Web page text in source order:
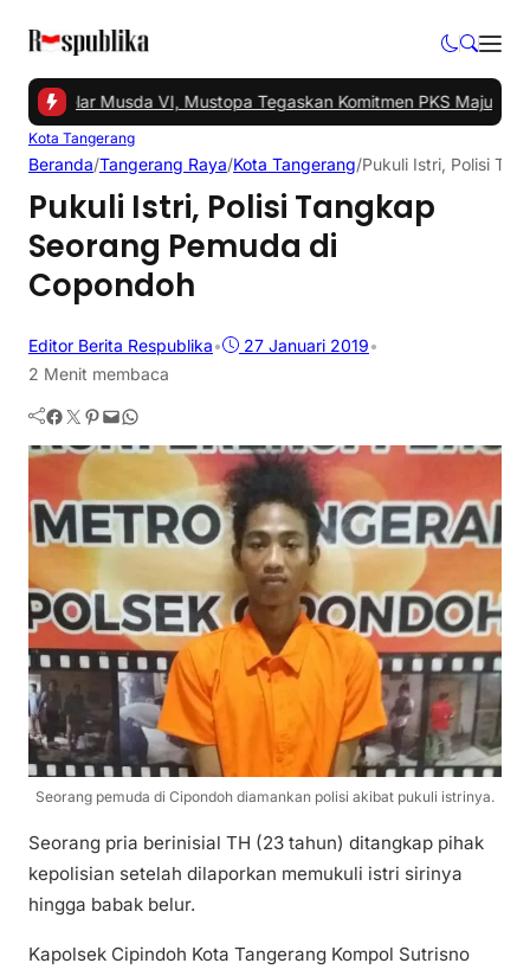
Gelar Musda VI, Mustopa Tegaskan Komitmen PKS Majukan
Kota Tangerang
Beranda/Tangerang Raya/Kota Tangerang/Pukuli Istri, Polisi
Pukuli Istri, Polisi Tangkap
Seorang Pemuda di
Copondoh
Editor Berita Respublika• 27 Januari 2019•
2 Menit membaca
Facebook Twitter Pinterest Mail WhatsApp
Seorang pemuda di Cipondoh diamankan polisi akibat pukuli istrinya.
Seorang pria berinisial TH (23 tahun) ditangkap pihak
kepolisian setelah dilaporkan memukuli istri sirinya
hingga babak belur.
Kapolsek Cipindoh Kota Tangerang Kompol Sutrisno